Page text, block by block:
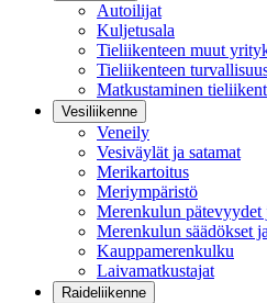
Autoilijat
Kuljetusala
Tieliikenteen muut
Tieliikenteen
Matkustaminen
Vesiliikenne
Veneily
Vesiväylät ja satamat
Merikartoitus
Meriympäristö
Merenkulun pätevyydet
Merenkulun säädökset
Kauppamerenkulku
Laivamatkustajat
Raideliikenne